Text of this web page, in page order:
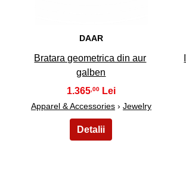
DAAR
Bratara geometrica din aur
galben
1.365,00
Apparel & Accessories› Jewelry